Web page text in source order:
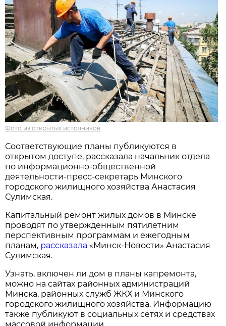
Фото из открытых источников
Соответствующие планы публикуются в
открытом доступе, рассказала начальник отдела
по информационно-общественной
деятельности-пресс-секретарь Минского
городского жилищного хозяйства Анастасия
Сулимская.
Капитальный ремонт жилых домов в Минске
проводят по утвержденным пятилетним
перспективным программам и ежегодным
планам, рассказала «Минск-Новости» Анастасия
Сулимская.
Узнать, включен ли дом в планы капремонта,
можно на сайтах районных администраций
Минска, районных служб ЖКХ и Минского
городского жилищного хозяйства. Информацию
также публикуют в социальных сетях и средствах